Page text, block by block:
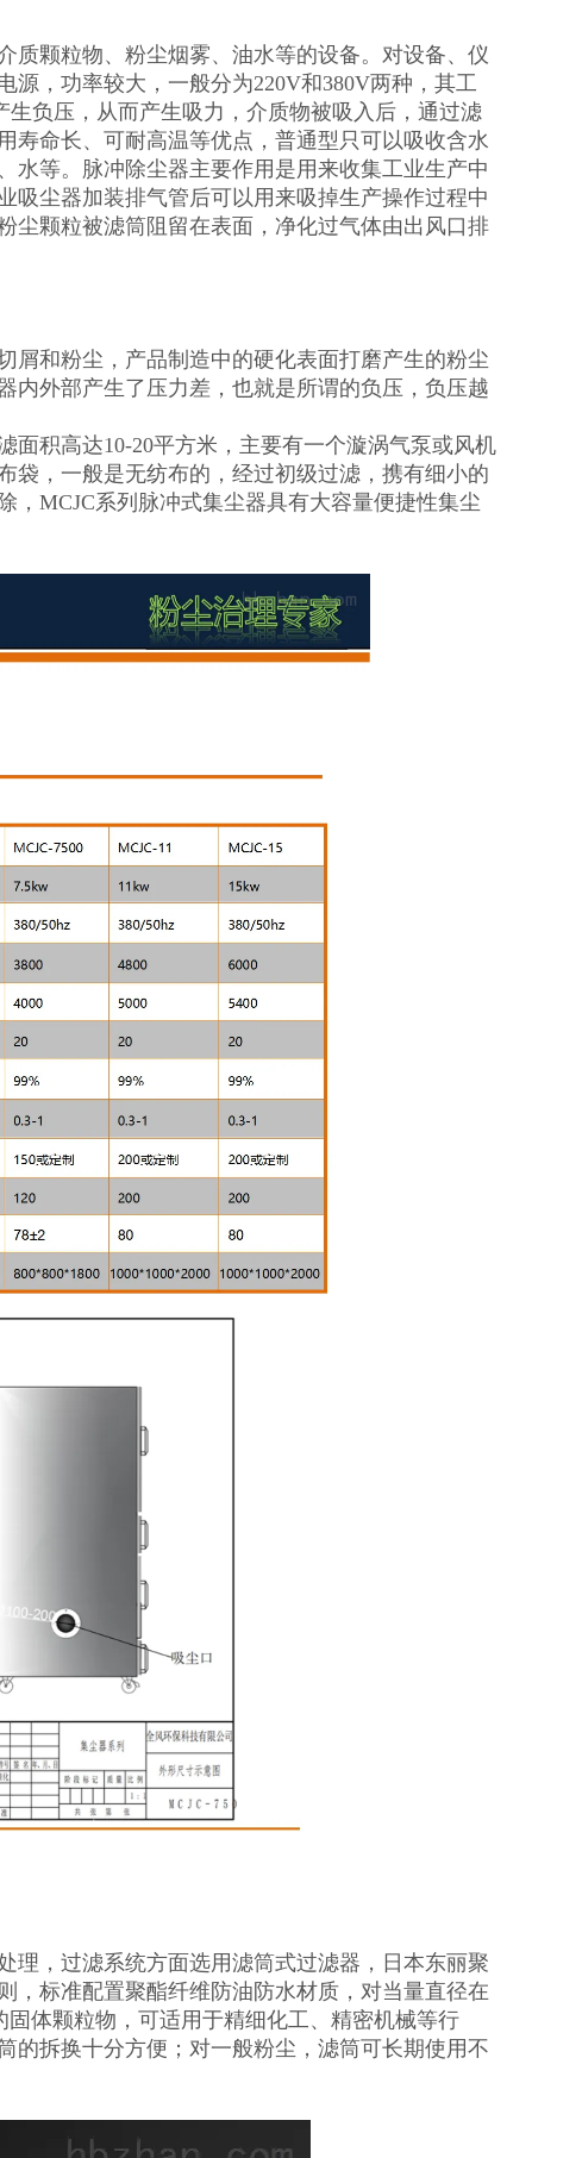
质颗粒物、粉尘烟雾、油水等的设备。对设备、仪
，功率较大，一般分为220V和380V两种，其工
负压，从而产生吸力，介质物被吸入后，通过滤
寿命长、可耐高温等优点，普通型只可以吸收含水
水等。脉冲除尘器主要作用是用来收集工业生产中
吸尘器加装排气管后可以用来吸掉生产操作过程中
尘颗粒被滤筒阻留在表面，净化过气体由出风口排
屑和粉尘，产品制造中的硬化表面打磨产生的粉尘
内外部产生了压力差，也就是所谓的负压，负压越
积高达10-20平方米，主要有一个漩涡气泵或风机
袋，一般是无纺布的，经过初级过滤，携有细小的
，MCJC系列脉冲式集尘器具有大容量便捷性集尘
理，过滤系统方面选用滤筒式过滤器，日本东丽聚
，标准配置聚酯纤维防油防水材质，对当量直径在
体颗粒物，可适用于精细化工、精密机械等行
的拆换十分方便；对一般粉尘，滤筒可长期使用不